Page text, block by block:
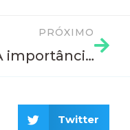
PRÓXIMO
A importância da campanha de Outubro Rosa nas empresas
Twitter